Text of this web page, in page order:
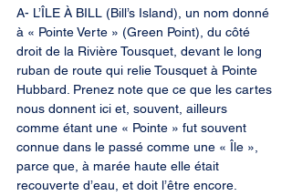
A- L’ÎLE À BILL (Bill’s Island), un nom donné
à « Pointe Verte » (Green Point), du côté
droit de la Rivière Tousquet, devant le long
ruban de route qui relie Tousquet à Pointe
Hubbard. Prenez note que ce que les cartes
nous donnent ici et, souvent, ailleurs
comme étant une « Pointe » fut souvent
connue dans le passé comme une « Île »,
parce que, à marée haute elle était
recouverte d’eau, et doit l’être encore.